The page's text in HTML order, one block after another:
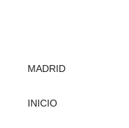
mainMADRID
INICIO